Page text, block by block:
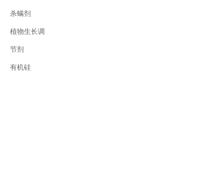
杀螨剂
植物生长调
节剂
有机硅